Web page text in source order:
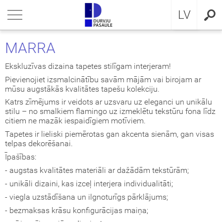
LV
RU
MARRA
Ekskluzīvas dizaina tapetes stilīgam interjeram!
Pievienojiet izsmalcinātību savām mājām vai birojam ar
mūsu augstākās kvalitātes tapešu kolekciju.
Katrs zīmējums ir veidots ar uzsvaru uz eleganci un unikālu
stilu – no smalkiem flamingo uz izmeklētu tekstūru fona līdz
citiem ne mazāk iespaidīgiem motīviem.
Tapetes ir lieliski piemērotas gan akcenta sienām, gan visas
telpas dekorēšanai.
Īpašības:
- augstas kvalitātes materiāli ar dažādām tekstūrām;
- unikāli dizaini, kas izceļ interjera individualitāti;
- viegla uzstādīšana un ilgnoturīgs pārklājums;
- bezmaksas krāsu konfigurācijas maiņa;
PRIVĀTMĀJAI
TAPETES
kolekcija
durvis dzīvoklim
ārdurvis dzīvoklim
ārdurvis ar MDF
ārdurvis
64mm
ārdurvis
GLASS
INOX
CLASSIC
MODERN
durvis
izpildījuma durvis
klasika
UN STANDARD durvis
kolekcija
kolekcija
kolekcija
durvis
durvis
politika
politika